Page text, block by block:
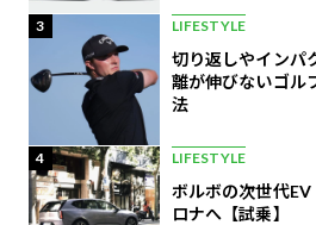
3 LIFESTYLE
切り返しやインパ
離が伸びないゴル
法
4 LIFESTYLE
ボルボの次世代
ロナへ【試乗】